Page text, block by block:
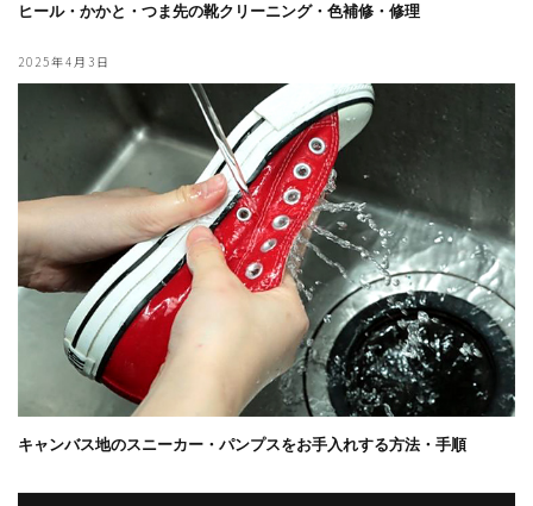
ヒール・かかと・つま先の靴クリーニング・色補修・修理
2025年4月3日
キャンバス地のスニーカー・パンプスをお手入れする方法・手順